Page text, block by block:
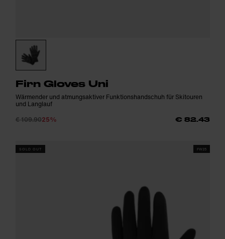
Firn Gloves Uni
Wärmender und atmungsaktiver Funktionshandschuh für Skitouren
und Langlauf
€ 109.9025% € 82.43
FW25
SOLD OUT